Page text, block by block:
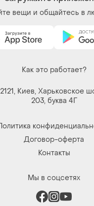
вещи и общайтесь в
Как это работает?
Киев, Харьковское
203, буква 4Г
Договор-оферта
Контакты
Мы в соцсетях